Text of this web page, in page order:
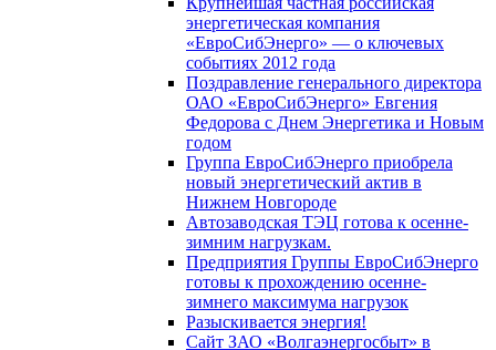
энергетическая компания
«ЕвроСибЭнерго» — о ключевых
событиях 2012 года
Поздравление генерального директора
ОАО «ЕвроСибЭнерго» Евгения
Федорова с Днем Энергетика и Новым
годом
Группа ЕвроСибЭнерго приобрела
новый энергетический актив в
Нижнем Новгороде
Автозаводская ТЭЦ готова к осенне-
зимним нагрузкам.
Предприятия Группы ЕвроСибЭнерго
готовы к прохождению осенне-
зимнего максимума нагрузок
Разыскивается энергия!
Сайт ЗАО «Волгаэнергосбыт» в